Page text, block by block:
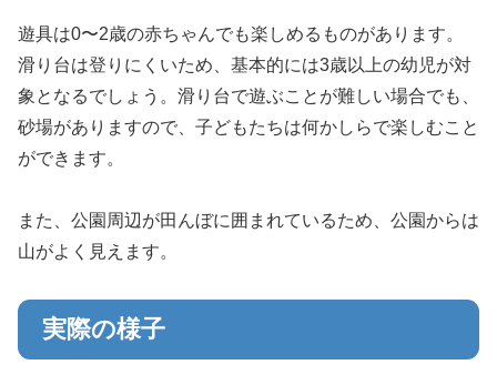
遊具は0〜2歳の赤ちゃんでも楽しめるものがあります。
滑り台は登りにくいため、基本的には3歳以上の幼児が対
象となるでしょう。滑り台で遊ぶことが難しい場合でも、
砂場がありますので、子どもたちは何かしらで楽しむこと
ができます。
また、公園周辺が田んぼに囲まれているため、公園からは
山がよく見えます。
実際の様子